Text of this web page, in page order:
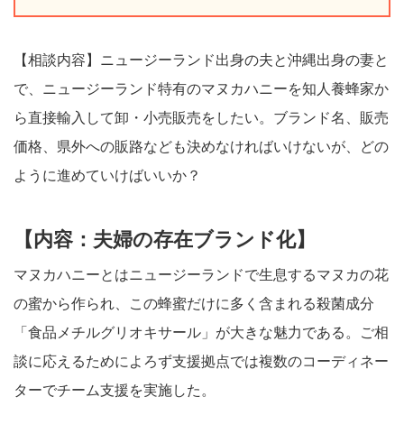
【相談内容】 ニュージーランド出身の夫と沖縄出身の妻と
で、ニュージーランド特有のマヌカハニーを知人養蜂家か
ら直接輸入して卸・小売販売をしたい。ブランド名、販売
価格、県外への販路なども決めなければいけないが、どの
ように進めていけばいいか？
【 内容： 夫婦の存在ブランド化】
マヌカハニーとはニュージーランドで生息するマヌカの花
の蜜から作られ、この蜂蜜だけに多く含まれる殺菌成分
「食品メチルグリオキサール」が大きな魅力である。ご相
談に応えるためによろず支援拠点では複数のコーディネー
ターでチーム支援を実施した。